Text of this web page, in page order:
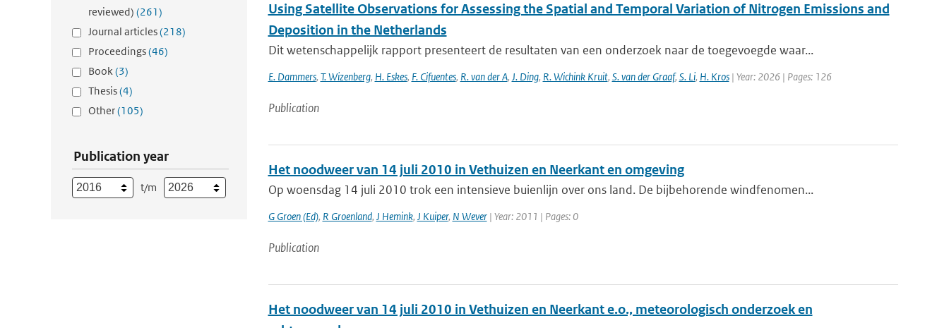
reviewed) (261)
Journal articles(218)
Proceedings(46)
Book(3)
Thesis(4)
Other(105)
Publication year
t/m
Using Satellite Observations for Assessing the Spatial and Temporal Variation of Nitrogen Emissions and
Deposition in the Netherlands
Dit wetenschappelijk rapport presenteert de resultaten van een onderzoek naar de toegevoegde waar...
E. Dammers, T. Wizenberg, H. Eskes, F. Cifuentes, R. van der A, J. Ding, R. Wichink Kruit, S. van der Graaf, S. Li, H. Kros| Year: 2026 | Pages: 126
Publication
Het noodweer van 14 juli 2010 in Vethuizen en Neerkant en omgeving
Op woensdag 14 juli 2010 trok een intensieve buienlijn over ons land. De bijbehorende windfenomen...
G Groen (Ed), R Groenland, J Hemink, J Kuiper, N Wever| Year: 2011 | Pages: 0
Publication
Het noodweer van 14 juli 2010 in Vethuizen en Neerkant e.o., meteorologisch onderzoek en